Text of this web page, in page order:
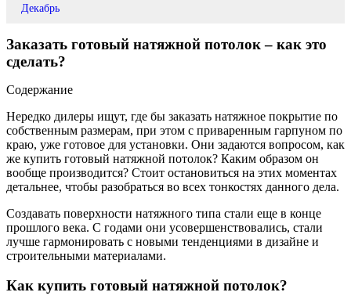
Декабрь
Заказать готовый натяжной потолок – как это
сделать?
Содержание
Нередко дилеры ищут, где бы заказать натяжное покрытие по
собственным размерам, при этом с приваренным гарпуном по
краю, уже готовое для установки. Они задаются вопросом, как
же купить готовый натяжной потолок? Каким образом он
вообще производится? Стоит остановиться на этих моментах
детальнее, чтобы разобраться во всех тонкостях данного дела.
Создавать поверхности натяжного типа стали еще в конце
прошлого века. С годами они усовершенствовались, стали
лучше гармонировать с новыми тенденциями в дизайне и
строительными материалами.
Как купить готовый натяжной потолок?